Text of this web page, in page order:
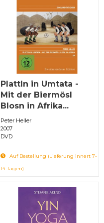
Plattln in Umtata -
Mit der Biermösl
Blosn in Afrika...
Peter Heller
2007
DVD
Auf Bestellung (Lieferung innert 7-
14 Tagen)